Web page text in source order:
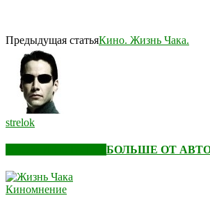
Предыдущая статьяКино. Жизнь Чака.
strelok
БОЛЬШЕ ОТ
Киномнение